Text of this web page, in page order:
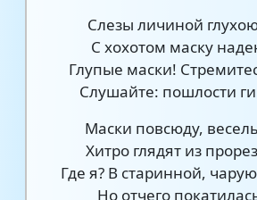
Слезы личиной
С хохотом маску
Глупые маски!
Слушайте: пошлости
Маски повсюду,
Хитро глядят из
Где я? В старинной,
Но отчего